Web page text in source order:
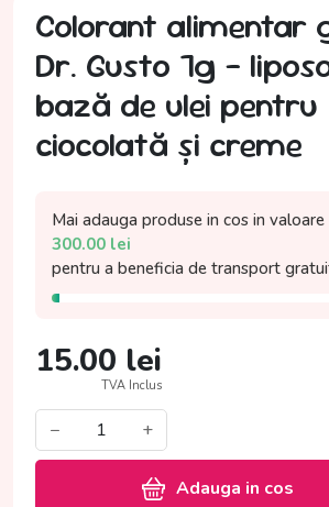
Colorant alimentar
Dr. Gusto 7g –
bază de ulei pentru
ciocolată și creme
Mai adauga produse in cos in valoare
300.00 lei
pentru a beneficia de transport
15.00 lei
TVA Inclus
− +
Adauga in cos